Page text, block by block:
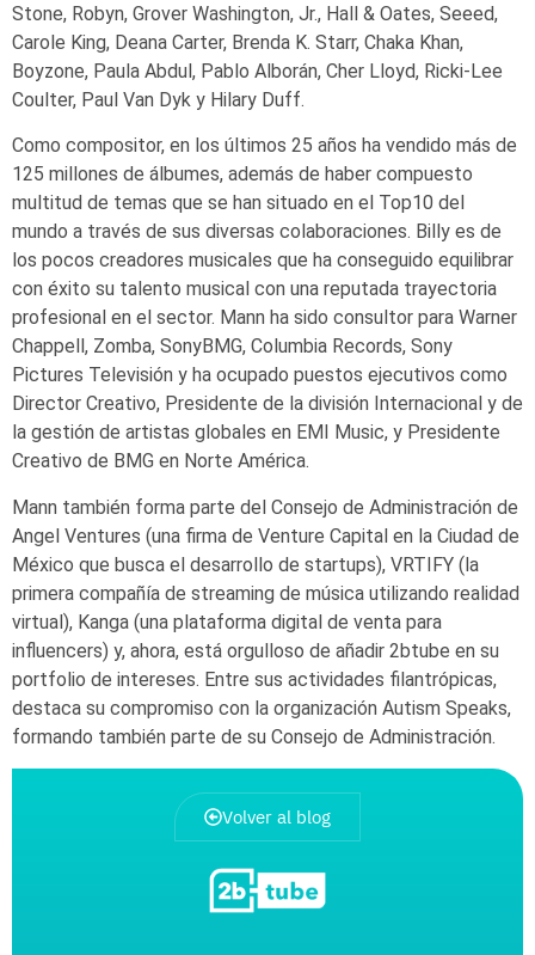
Volver al blog
Stone, Robyn, Grover Washington, Jr., Hall & Oates, Seeed,
Carole King, Deana Carter, Brenda K. Starr, Chaka Khan,
Boyzone, Paula Abdul, Pablo Alborán, Cher Lloyd, Ricki-Lee
Coulter, Paul Van Dyk y Hilary Duff.
Como compositor, en los últimos 25 años ha vendido más de
125 millones de álbumes, además de haber compuesto
multitud de temas que se han situado en el Top10 del
mundo a través de sus diversas colaboraciones. Billy es de
los pocos creadores musicales que ha conseguido equilibrar
con éxito su talento musical con una reputada trayectoria
profesional en el sector. Mann ha sido consultor para Warner
Chappell, Zomba, SonyBMG, Columbia Records, Sony
Pictures Televisión y ha ocupado puestos ejecutivos como
Director Creativo, Presidente de la división Internacional y de
la gestión de artistas globales en EMI Music, y Presidente
Creativo de BMG en Norte América.
Mann también forma parte del Consejo de Administración de
Angel Ventures (una firma de Venture Capital en la Ciudad de
México que busca el desarrollo de startups), VRTIFY (la
primera compañía de streaming de música utilizando realidad
virtual), Kanga (una plataforma digital de venta para
influencers) y, ahora, está orgulloso de añadir 2btube en su
portfolio de intereses. Entre sus actividades filantrópicas,
destaca su compromiso con la organización Autism Speaks,
formando también parte de su Consejo de Administración.